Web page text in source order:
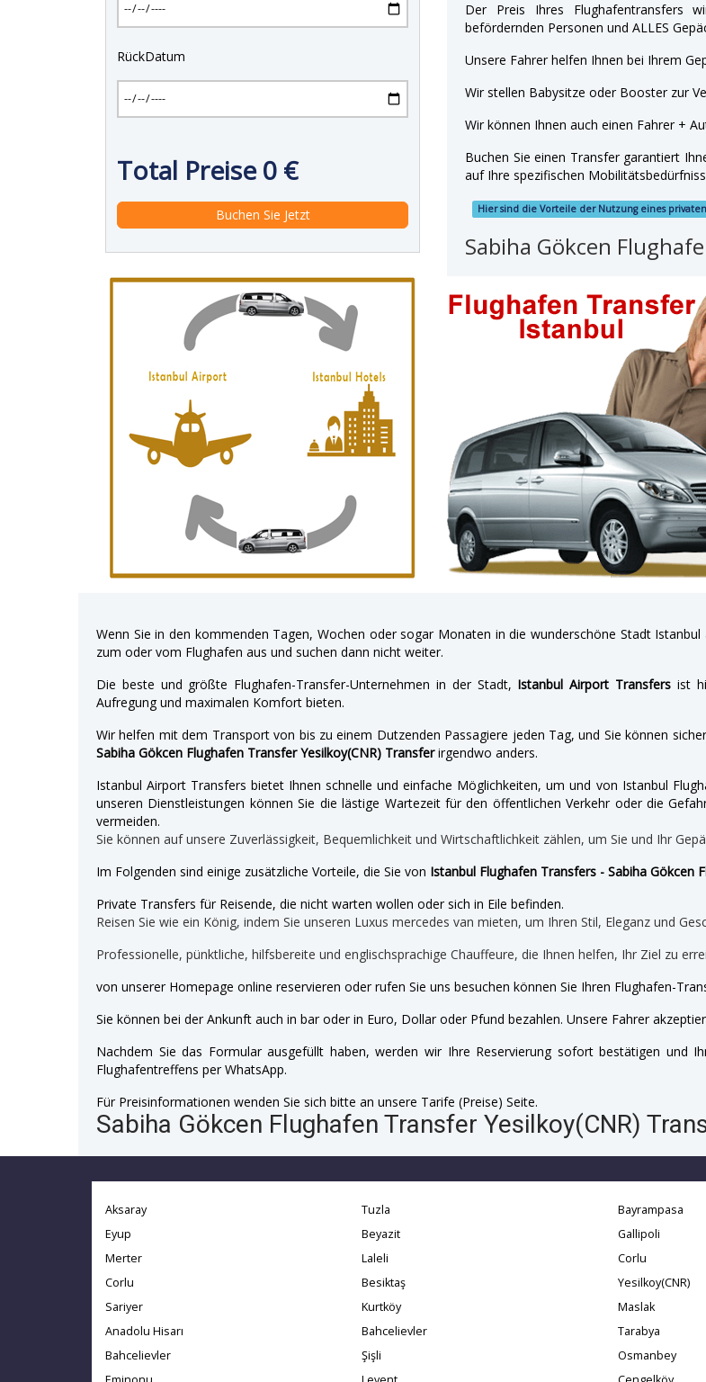
RückDatum
Total Preise0 €
Der Preis Ihres Flughafentransfers
befördernden Personen und ALLES
Unsere Fahrer helfen Ihnen bei Ihrem
Wir stellen Babysitze oder Booster zur
Wir können Ihnen auch einen Fahrer +
Buchen Sie einen Transfer garantiert
auf Ihre spezifischen
Hier sind die Vorteile der Nutzung eines
Sabiha Gökcen
Wenn Sie in den kommenden Tagen, Wochen oder sogar Monaten in die wunderschöne Stadt
zum oder vom Flughafen aus und suchen dann nicht weiter.
Die beste und größte Flughafen-Transfer-Unternehmen in der Stadt, Istanbul Airport Transfersist
Aufregung und maximalen Komfort bieten.
Wir helfen mit dem Transport von bis zu einem Dutzenden Passagiere jeden Tag, und Sie können
Sabiha Gökcen Flughafen Transfer Yesilkoy(CNR) Transferirgendwo anders.
Istanbul Airport Transfers bietet Ihnen schnelle und einfache Möglichkeiten, um und von Istanbul
unseren Dienstleistungen können Sie die lästige Wartezeit für den öffentlichen Verkehr oder die
vermeiden.
Sie können auf unsere Zuverlässigkeit, Bequemlichkeit und Wirtschaftlichkeit zählen, um Sie und Ihr
Im Folgenden sind einige zusätzliche Vorteile, die Sie von Istanbul Flughafen Transfers - Sabiha Gökcen
Private Transfers für Reisende, die nicht warten wollen oder sich in Eile befinden.
Reisen Sie wie ein König, indem Sie unseren Luxus mercedes van mieten, um Ihren Stil, Eleganz und
Professionelle, pünktliche, hilfsbereite und englischsprachige Chauffeure, die Ihnen helfen, Ihr Ziel zu
von unserer Homepage online reservieren oder rufen Sie uns besuchen können Sie Ihren Flughafen-
Sie können bei der Ankunft auch in bar oder in Euro, Dollar oder Pfund bezahlen. Unsere Fahrer
Nachdem Sie das Formular ausgefüllt haben, werden wir Ihre Reservierung sofort bestätigen und
Flughafentreffens per WhatsApp.
Für Preisinformationen wenden Sie sich bitte an unsere Tarife (Preise) Seite.
Sabiha Gökcen Flughafen Transfer Yesilkoy(CNR)
Aksaray
Eyup
Merter
Corlu
Sariyer
Anadolu Hisarı
Bahcelievler
Tuzla
Beyazit
Laleli
Besiktaş
Kurtköy
Bahcelievler
Şişli
Bayrampasa
Gallipoli
Corlu
Yesilkoy(CNR)
Maslak
Tarabya
Osmanbey